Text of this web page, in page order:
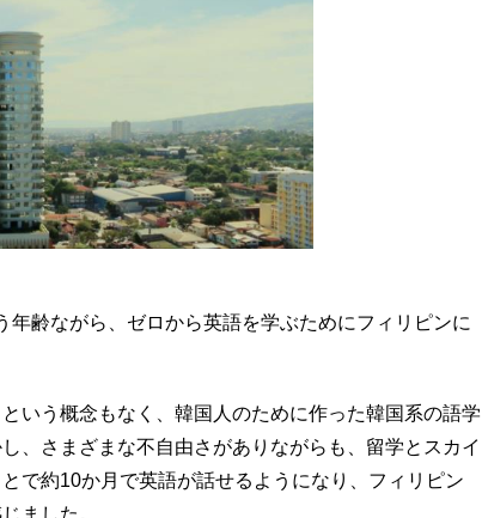
年齢ながら、ゼロから英語を学ぶためにフィリピンに
いう概念もなく、韓国人のために作った韓国系の語学
、さまざまな不自由さがありながらも、留学とスカイ
で約10か月で英語が話せるようになり、フィリピン
ました。